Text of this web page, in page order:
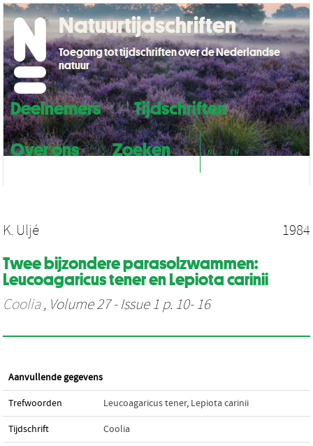
Deelnemers
Tijdschriften
Over ons
Zoeken NL EN
Natuurtijdschriften
Toegang tot tijdschriften over de Nederlandse
natuur
K. Uljé 1984
Twee bijzondere parasolzwammen:
Leucoagaricus tener en Lepiota carinii
Coolia, Volume 27 - Issue 1 p. 10- 16
Aanvullende gegevens
Trefwoorden Leucoagaricus tener, Lepiota carinii
Tijdschrift Coolia